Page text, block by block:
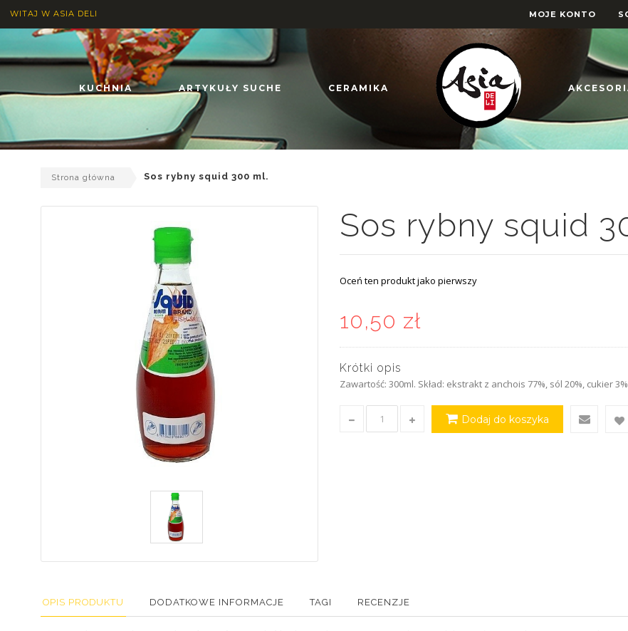
WITAJ W ASIA DELI MOJE KONTO
KUCHNIA ARTYKUŁY SUCHE CERAMIKA
Strona główna Sos rybny squid 300 ml.
Sos rybny squid
Oceń ten produkt jako pierwszy
10,50 zł
Krótki opis
Zawartość: 300ml. Skład: ekstrakt z anchois 77%, sól 20%, cukier
Dodaj do koszyka
OPIS PRODUKTU DODATKOWE INFORMACJE TAGI RECENZJE